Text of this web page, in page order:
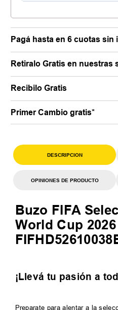
Pagá hasta en 6 cuotas sin
Retiralo Gratis en nuestras
Recibilo Gratis
Primer Cambio gratis*
DESCRIPCION
OPINIONES DE PRODUCTO
Buzo FIFA
World Cup 2026
¡Llevá tu pasión a
Preparate para alentar a la